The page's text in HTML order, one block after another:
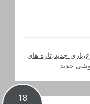
،بازی جدید،تازه های
جدید
18